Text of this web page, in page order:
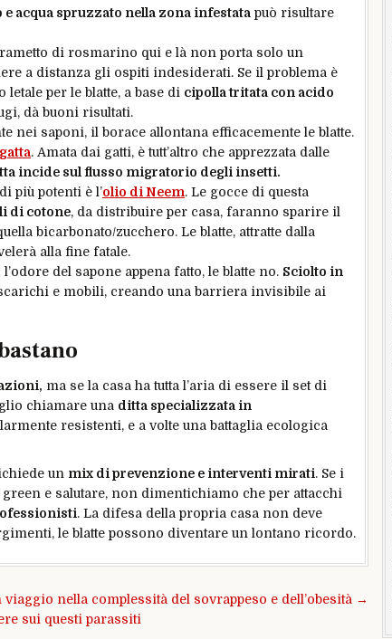
acqua spruzzato nella zona infestata può risultare
di rosmarino qui e là non porta solo un
a distanza gli ospiti indesiderati. Se il problema è
per le blatte, a base di cipolla tritata con acido
dà buoni risultati.
nei saponi, il borace allontana efficacemente le blatte.
. Amata dai gatti, è tutt’altro che apprezzata dalle
incide sul flusso migratorio degli insetti.
più potenti è l’olio di Neem. Le gocce di questa
di cotone, da distribuire per casa, faranno sparire il
bicarbonato/zucchero. Le blatte, attratte dalla
alla fine fatale.
del sapone appena fatto, le blatte no. Sciolto in
e mobili, creando una barriera invisibile ai
ma se la casa ha tutta l’aria di essere il set di
chiamare una ditta specializzata in
resistenti, e a volte una battaglia ecologica
un mix di prevenzione e interventi mirati. Se i
e salutare, non dimentichiamo che per attacchi
. La difesa della propria casa non deve
le blatte possono diventare un lontano ricordo.
nella complessità del sovrappeso e dell’obesità →
sui questi parassiti